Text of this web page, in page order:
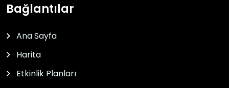
Bağlantılar
Ana Sayfa
Harita
Etkinlik Planları